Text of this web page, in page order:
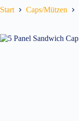
Start Caps/Mützen